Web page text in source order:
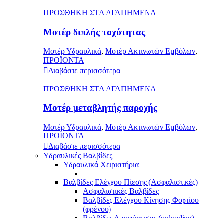
ΠΡΟΣΘΗΚΗ ΣΤΑ ΑΓΑΠΗΜΕΝΑ
Μοτέρ διπλής ταχύτητας
Μοτέρ Υδραυλικά, Μοτέρ Ακτινωτών Εμβόλων,
ΠΡΟΪΟΝΤΑ
Διαβάστε περισσότερα
ΠΡΟΣΘΗΚΗ ΣΤΑ ΑΓΑΠΗΜΕΝΑ
Μοτέρ μεταβλητής παροχής
Μοτέρ Υδραυλικά, Μοτέρ Ακτινωτών Εμβόλων,
ΠΡΟΪΟΝΤΑ
Διαβάστε περισσότερα
Υδραυλικές Βαλβίδες
Υδραυλικά Χειριστήρια
Βαλβίδες Ελέγχου Πίεσης (Ασφαλιστικές)
Ασφαλιστικές Βαλβίδες
Βαλβίδες Ελέγχου Κίνησης Φορτίου
(φρένου)